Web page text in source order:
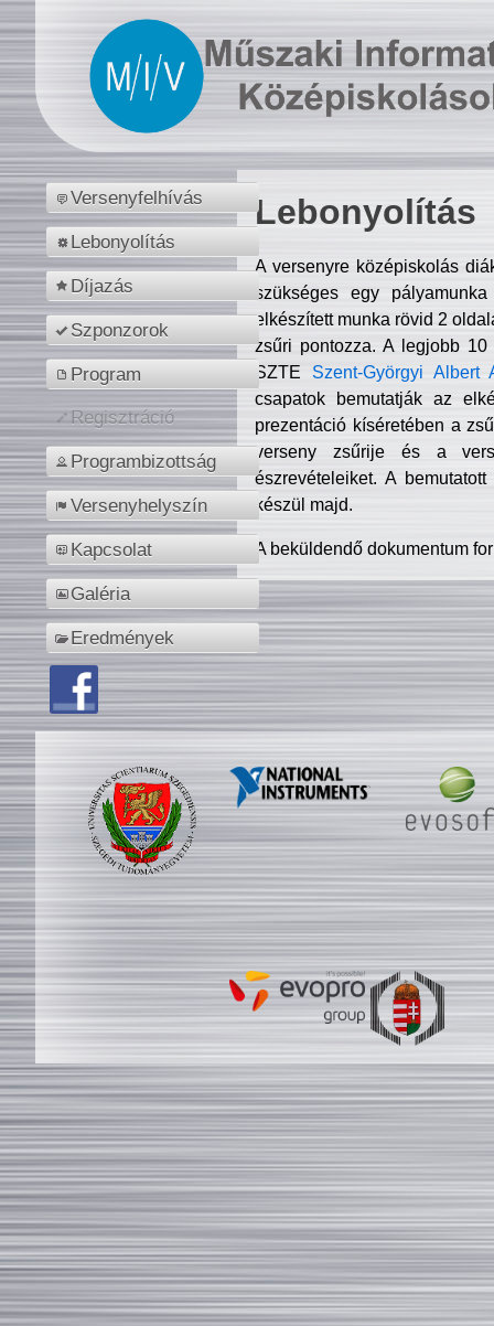
Versenyfelhívás
Lebonyolítás
Díjazás
Szponzorok
Program
Regisztráció
Programbizottság
Versenyhelyszín
Kapcsolat
Galéria
Eredmények
Lebonyolítás
A versenyre középiskolás
szükséges egy
elkészített munka rövid 2
zsűri pontozza. A legjobb
SZTE Szent-Györgyi Albert
csapatok bemutatják az
prezentáció kíséretében a
verseny zsűrije és a
észrevételeiket. A
készül majd.
A beküldendő dokumentum